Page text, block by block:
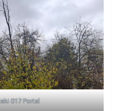
017 Portal